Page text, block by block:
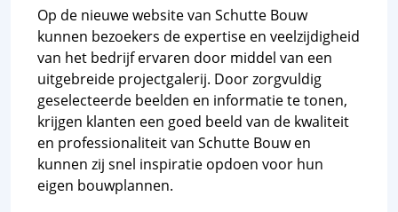
Op de nieuwe website van Schutte Bouw
kunnen bezoekers de expertise en veelzijdigheid
van het bedrijf ervaren door middel van een
uitgebreide projectgalerij. Door zorgvuldig
geselecteerde beelden en informatie te tonen,
krijgen klanten een goed beeld van de kwaliteit
en professionaliteit van Schutte Bouw en
kunnen zij snel inspiratie opdoen voor hun
eigen bouwplannen.